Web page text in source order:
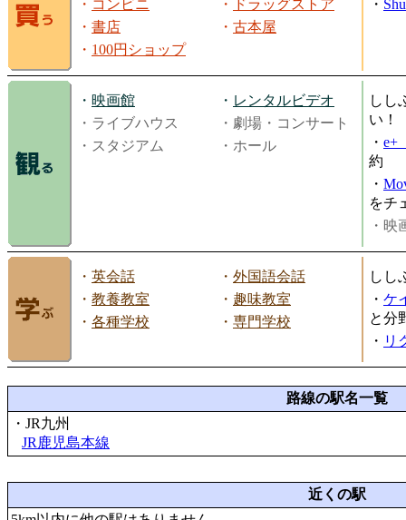
・ コンビニ ・
ドラッグストア
・ 書店 ・ 古本屋
・ 100円ショップ
・
・ 映画館 ・ レンタルビデオ
・ライブハウス
・劇場・コンサート
・スタジアム
・ホール
しし
い！
・ e+
約
・
をチ
・映
・ 英会話 ・ 外国語会話
・ 教養教室 ・ 趣味教室
・ 各種学校 ・ 専門学校
しし
・ ケ
と分
・ リ
路線の駅名一覧
・JR九州
JR鹿児島本線
近くの駅